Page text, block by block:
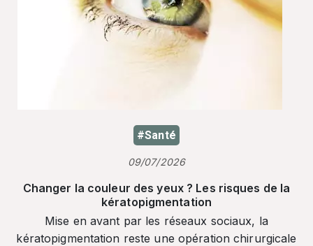
#Santé
09/07/2026
Changer la couleur des yeux ? Les risques de la
kératopigmentation
Mise en avant par les réseaux sociaux, la
kératopigmentation reste une opération chirurgicale